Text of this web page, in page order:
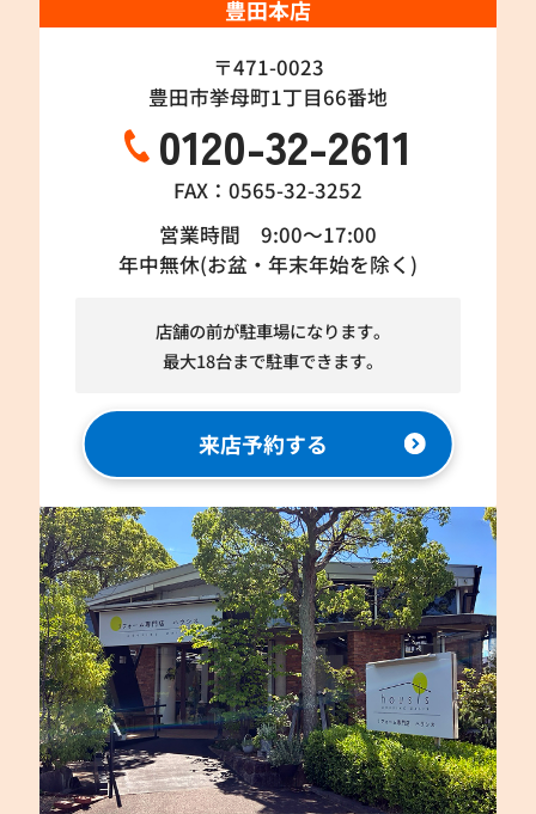
豊田本店
〒471-0023
豊田市挙母町1丁目66番地
0120-32-2611
FAX：0565-32-3252
営業時間 9:00～17:00
年中無休(お盆・年末年始を除く)
店舗の前が駐車場になります。
最大18台まで駐車できます。
来店予約する